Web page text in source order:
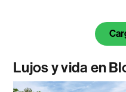
Lujos y vida en